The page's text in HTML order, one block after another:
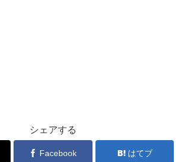
シェアする
Facebook はてブ